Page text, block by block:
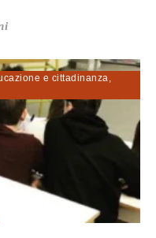
e cittadinanza,
la scuol...